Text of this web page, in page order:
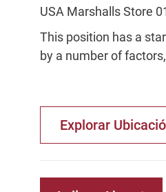
USA Marshalls Store
This position has a
by a number of
Explorar